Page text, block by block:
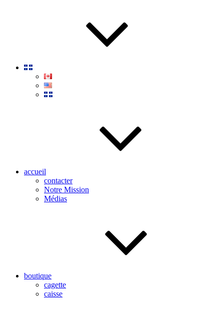
accueil
contacter
Notre Mission
Médias
boutique
cagette
caisse